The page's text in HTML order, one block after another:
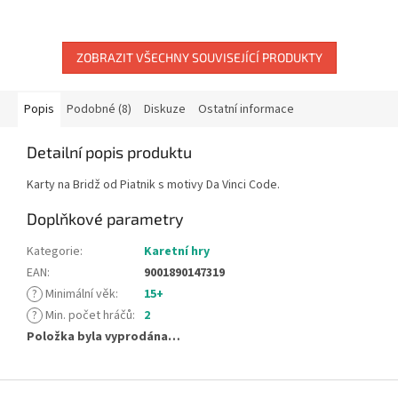
ZOBRAZIT VŠECHNY SOUVISEJÍCÍ PRODUKTY
Popis Podobné (8) Diskuze Ostatní informace
Detailní popis produktu
Karty na Bridž od Piatnik s motivy Da Vinci Code.
Doplňkové parametry
Kategorie:
Karetní hry
EAN:
9001890147319
? Minimální věk:
15+
? Min. počet hráčů: 2
Položka byla vyprodána…